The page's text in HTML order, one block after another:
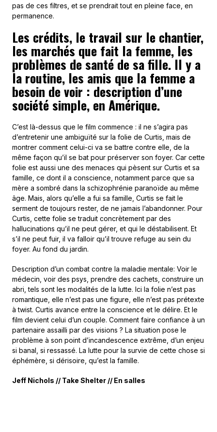
pas de ces filtres, et se prendrait tout en pleine face, en
permanence.
Les crédits, le travail sur le chantier,
les marchés que fait la femme, les
problèmes de santé de sa fille. Il y a
la routine, les amis que la femme a
besoin de voir : description d’une
société simple, en Amérique.
C’est là-dessus que le film commence : il ne s’agira pas
d’entretenir une ambiguïté sur la folie de Curtis, mais de
montrer comment celui-ci va se battre contre elle, de la
même façon qu’il se bat pour préserver son foyer. Car cette
folie est aussi une des menaces qui pèsent sur Curtis et sa
famille, ce dont il a conscience, notamment parce que sa
mère a sombré dans la schizophrénie paranoïde au même
âge. Mais, alors qu’elle a fui sa famille, Curtis se fait le
serment de toujours rester, de ne jamais l’abandonner. Pour
Curtis, cette folie se traduit concrètement par des
hallucinations qu’il ne peut gérer, et qui le déstabilisent. Et
s’il ne peut fuir, il va falloir qu’il trouve refuge au sein du
foyer. Au fond du jardin.
Description d’un combat contre la maladie mentale: Voir le
médecin, voir des psys, prendre des cachets, construire un
abri, tels sont les modalités de la lutte. Ici la folie n’est pas
romantique, elle n’est pas une figure, elle n’est pas prétexte
à twist. Curtis avance entre la conscience et le délire. Et le
film devient celui d’un couple. Comment faire confiance à un
partenaire assailli par des visions ? La situation pose le
problème à son point d’incandescence extrême, d’un enjeu
si banal, si ressassé. La lutte pour la survie de cette chose si
éphémère, si dérisoire, qu’est la famille.
Jeff Nichols // Take Shelter // En salles